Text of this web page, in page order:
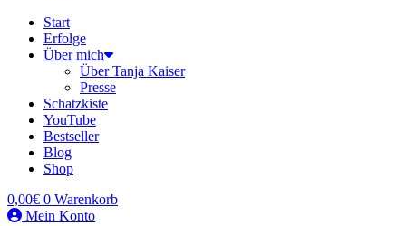
Start
Erfolge
Über mich
Über Tanja Kaiser
Presse
Schatzkiste
YouTube
Bestseller
Blog
Shop
0,00€ 0 Warenkorb
Mein Konto